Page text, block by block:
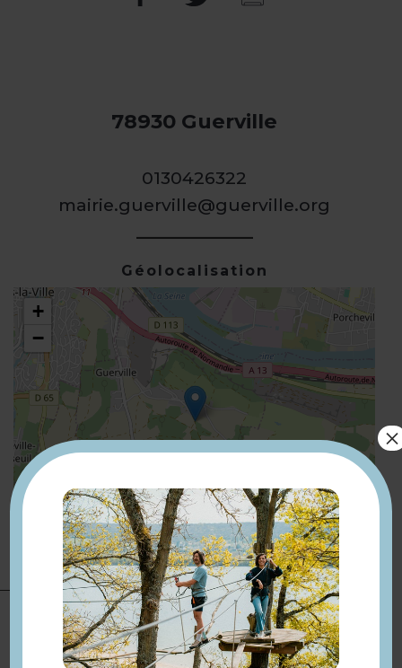
78930 Guerville
0130426322
mairie.guerville@guerville.org
Géolocalisation
+
−
Leaflet| ©OpenStreetMap
Présentation
Compléments
localisation
BUS à 500 m arrêt Technodes
×